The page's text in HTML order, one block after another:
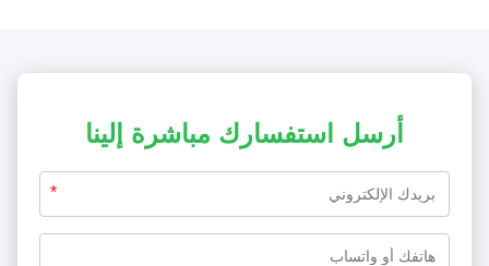
أرسل استفسارك مباشرة إلينا
*